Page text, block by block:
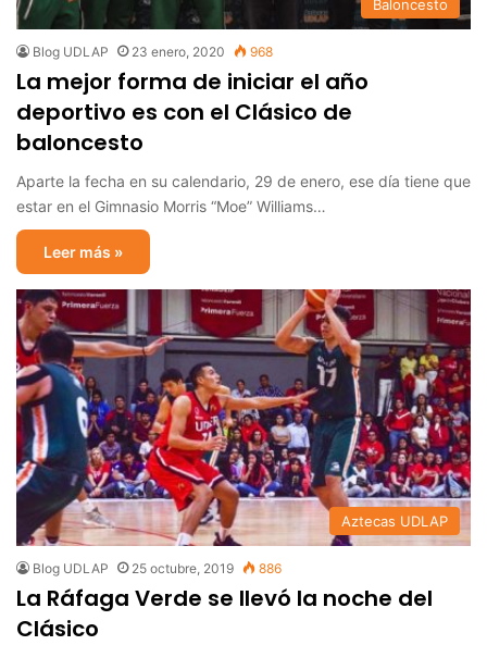
Baloncesto
Blog UDLAP 23 enero, 2020 968
La mejor forma de iniciar el año
deportivo es con el Clásico de
baloncesto
Aparte la fecha en su calendario, 29 de enero, ese día tiene que
estar en el Gimnasio Morris “Moe” Williams…
Leer más »
Aztecas UDLAP
Blog UDLAP 25 octubre, 2019 886
La Ráfaga Verde se llevó la noche del
Clásico